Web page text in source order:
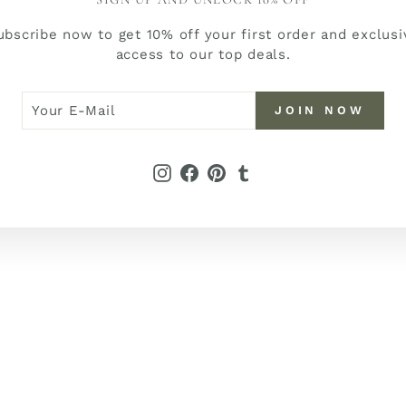
now to get 10% off your first order and
access to our top deals.
JOIN NOW
Instagram
Facebook
Pinterest